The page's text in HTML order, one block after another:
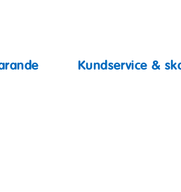
Kundservice &